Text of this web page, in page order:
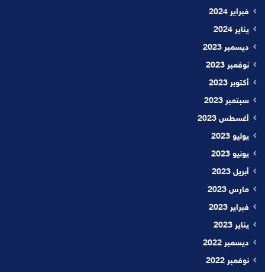
فبراير 2024
يناير 2024
ديسمبر 2023
نوفمبر 2023
أكتوبر 2023
سبتمبر 2023
أغسطس 2023
يوليو 2023
يونيو 2023
أبريل 2023
مارس 2023
فبراير 2023
يناير 2023
ديسمبر 2022
نوفمبر 2022